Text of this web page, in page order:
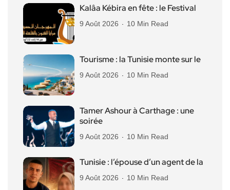
Kalâa Kébira en fête : le Festival
9 Août 2026 10 Min Read
Tourisme : la Tunisie monte sur le
9 Août 2026 10 Min Read
Tamer Ashour à Carthage : une
soirée
9 Août 2026 10 Min Read
Tunisie : l’épouse d’un agent de la
9 Août 2026 10 Min Read